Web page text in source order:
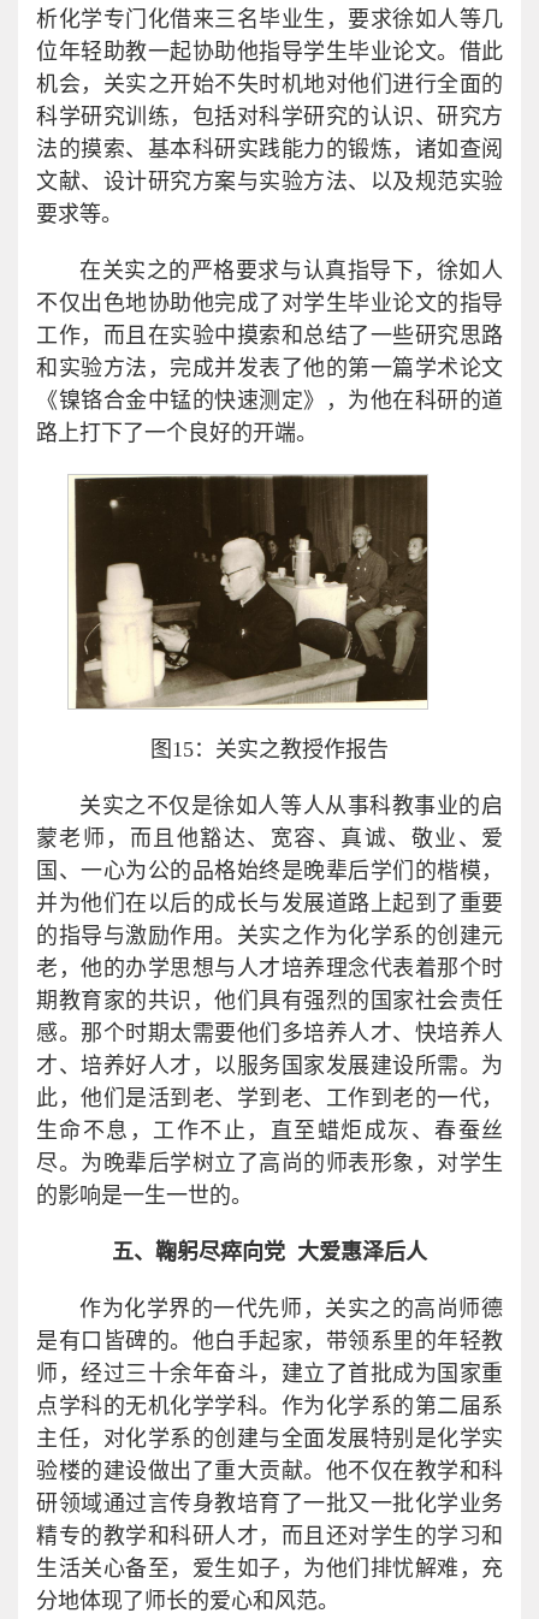
析化学专门化借来三名毕业生，要求徐如人等几
位年轻助教一起协助他指导学生毕业论文。借此
机会，关实之开始不失时机地对他们进行全面的
科学研究训练，包括对科学研究的认识、研究方
法的摸索、基本科研实践能力的锻炼，诸如查阅
文献、设计研究方案与实验方法、以及规范实验
要求等。
在关实之的严格要求与认真指导下，徐如人
不仅出色地协助他完成了对学生毕业论文的指导
工作，而且在实验中摸索和总结了一些研究思路
和实验方法，完成并发表了他的第一篇学术论文
《镍铬合金中锰的快速测定》，为他在科研的道
路上打下了一个良好的开端。
图15：关实之教授作报告
关实之不仅是徐如人等人从事科教事业的启
蒙老师，而且他豁达、宽容、真诚、敬业、爱
国、一心为公的品格始终是晚辈后学们的楷模，
并为他们在以后的成长与发展道路上起到了重要
的指导与激励作用。关实之作为化学系的创建元
老，他的办学思想与人才培养理念代表着那个时
期教育家的共识，他们具有强烈的国家社会责任
感。那个时期太需要他们多培养人才、快培养人
才、培养好人才，以服务国家发展建设所需。为
此，他们是活到老、学到老、工作到老的一代，
生命不息，工作不止，直至蜡炬成灰、春蚕丝
尽。为晚辈后学树立了高尚的师表形象，对学生
的影响是一生一世的。
五、鞠躬尽瘁向党 大爱惠泽后人
作为化学界的一代先师，关实之的高尚师德
是有口皆碑的。他白手起家，带领系里的年轻教
师，经过三十余年奋斗，建立了首批成为国家重
点学科的无机化学学科。作为化学系的第二届系
主任，对化学系的创建与全面发展特别是化学实
验楼的建设做出了重大贡献。他不仅在教学和科
研领域通过言传身教培育了一批又一批化学业务
精专的教学和科研人才，而且还对学生的学习和
生活关心备至，爱生如子，为他们排忧解难，充
分地体现了师长的爱心和风范。